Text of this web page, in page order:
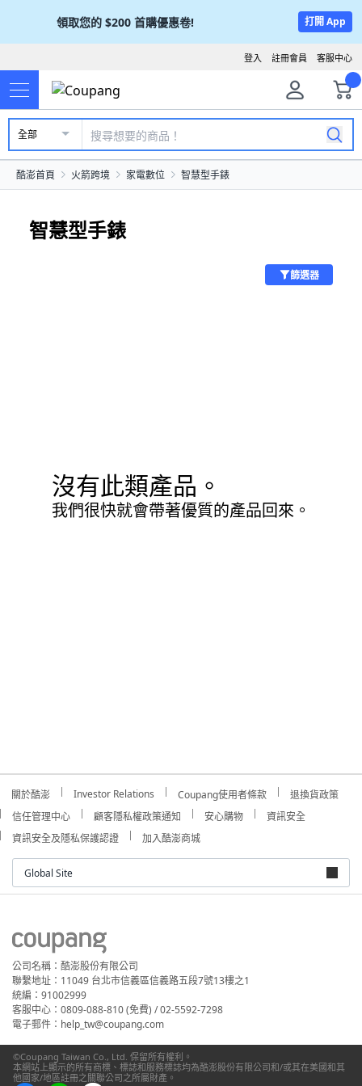
領取您的 $200 首購優惠卷! 打開 App
客服中心
註冊會員
登入
全部
酷澎首頁 火箭跨境 家電數位 智慧型手錶
智慧型手錶
篩選器
沒有此類產品。
我們很快就會帶著優質的產品回來。
關於酷澎 Investor Relations Coupang使用者條款
退換貨政策
信任管理中心
顧客隱私權政策通知 安心購物
資訊安全
資訊安全及隱私保護認證
加入酷澎商城
Global Site
公司名稱：酷澎股份有限公司
聯繫地址：11049 台北市信義區信義路五段7號13樓之1
統編：91002999
客服中心：0809-088-810 (免費) / 02-5592-7298
電子郵件：help_tw@coupang.com
©Coupang Taiwan Co., Ltd. 保留所有權利。
本網站上顯示的所有商標、標誌和服務標誌均為酷澎股份有限公司和/或其在美國和其
他國家/地區註冊之關聯公司之所屬財產。